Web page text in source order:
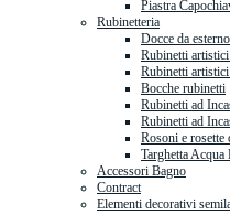
Piastra
Rubinetteria
Docce da esterno.
Rubinetti artistici
Rubinetti
Bocche rubinetti
Rubinetti ad
Rubinetti ad
Rosoni e rosette
Targhetta Acqua
Accessori Bagno
Contract
Elementi decorativi